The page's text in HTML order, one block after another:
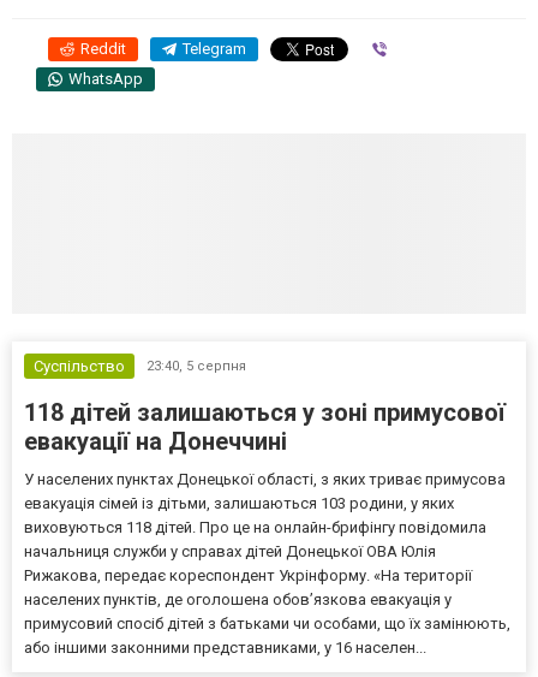
Reddit Telegram
WhatsApp
Суспільство 23:40, 5 серпня
118 дітей залишаються у зоні примусової
евакуації на Донеччині
У населених пунктах Донецької області, з яких триває примусова
евакуація сімей із дітьми, залишаються 103 родини, у яких
виховуються 118 дітей. Про це на онлайн-брифінгу повідомила
начальниця служби у справах дітей Донецької ОВА Юлія
Рижакова, передає кореспондент Укрінформу. «На території
населених пунктів, де оголошена обов’язкова евакуація у
примусовий спосіб дітей з батьками чи особами, що їх замінюють,
або іншими законними представниками, у 16 населен...